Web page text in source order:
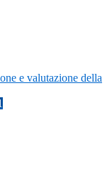
e valutazione della